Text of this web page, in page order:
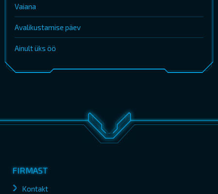
Vaiana
Avalikustamise päev
Ainult üks öö
FIRMAST
Kontakt